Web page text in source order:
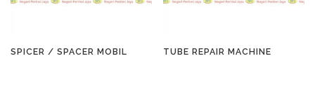
SPICER / SPACER MOBIL TUBE REPAIR MACHINE